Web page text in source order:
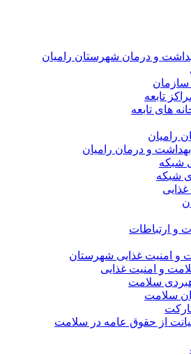
و درمان شهرستان رامیان
تابعه
های تابعه
و درمان رامیان
ارتباطات
و امنیت غذایی شهرستان
و امنیت غذایی
سلامت
سلامت
از حقوق عامه در سلامت